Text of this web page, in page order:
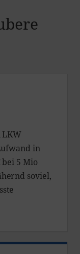
LKW
in
5 Mio
soviel,